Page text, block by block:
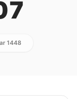
1448